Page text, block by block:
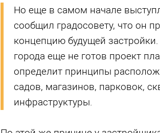
Но еще в самом начале
сообщил градосовету, что он
концепцию будущей
города еще не готов проект
определит принципы
садов, магазинов, парковок,
инфраструктуры.